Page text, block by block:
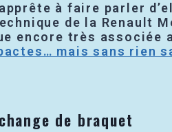
à faire parler
de la Renault
encore très associée
mais sans rien
de braquet